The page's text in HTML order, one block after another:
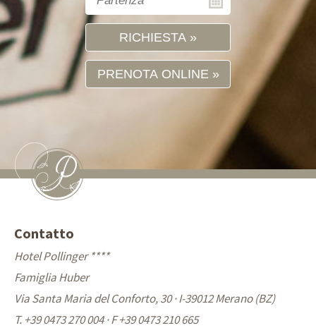
RICHIESTA
PRENOTA ONLINE
Contatto
Hotel Pollinger ****
Famiglia Huber
Via Santa Maria del Conforto, 30 · I-39012 Merano (BZ)
T. +39 0473 270 004·F +39 0473 210 665